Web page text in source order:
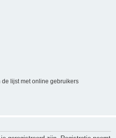
lijst met online gebruikers